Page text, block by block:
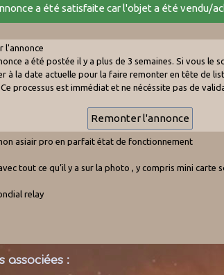
a été satisfaite car l'objet a été vendu/
l'annonce
a été postée il y a plus de 3 semaines. Si vous le
à la date actuelle pour la faire remonter en tête de
processus est immédiat et ne nécéssite pas de
asiair pro en parfait état de fonctionnement
tout ce qu’il y a sur la photo , y compris mini carte
relay
associées :